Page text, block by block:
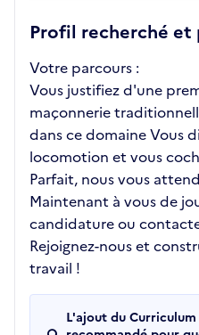
Profil recherché et
Votre parcours :
Vous justifiez d'une
maçonnerie
dans ce domaine Vous
locomotion et vous
Parfait, nous vous
Maintenant à vous de
candidature ou
Rejoignez-nous et
travail !
L'ajout du